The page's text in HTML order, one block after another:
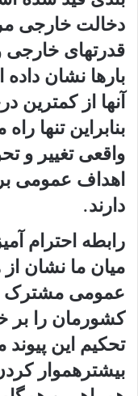
دخالت خارجی
قدرتهای خارجی
بارها نشان
آنها از کمترین
بنابراین تنها
واقعی تغییر و
اهداف عمومی
دارند.
رابطه احترام
میان ما نشان
عمومی مشترک
کشورمان را
تحکیم این پیوند
بیشترهموار